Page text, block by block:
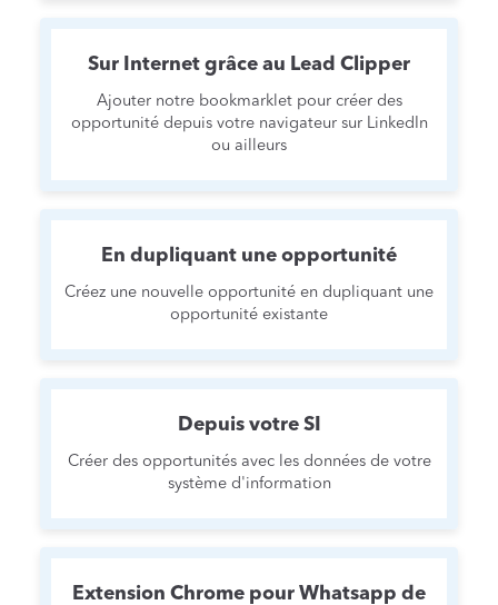
Sur Internet grâce au Lead Clipper
Ajouter notre bookmarklet pour créer des
opportunité depuis votre navigateur sur LinkedIn
ou ailleurs
En dupliquant une opportunité
Créez une nouvelle opportunité en dupliquant une
opportunité existante
Depuis votre SI
Créer des opportunités avec les données de votre
système d'information
Extension Chrome pour Whatsapp de